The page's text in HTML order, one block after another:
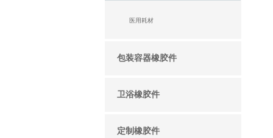
医用耗材
包装容器橡胶件
卫浴橡胶件
定制橡胶件